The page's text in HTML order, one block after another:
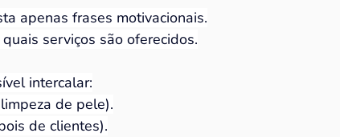
apenas frases motivacionais.
serviços são oferecidos.
intercalar:
de pele).
de clientes).